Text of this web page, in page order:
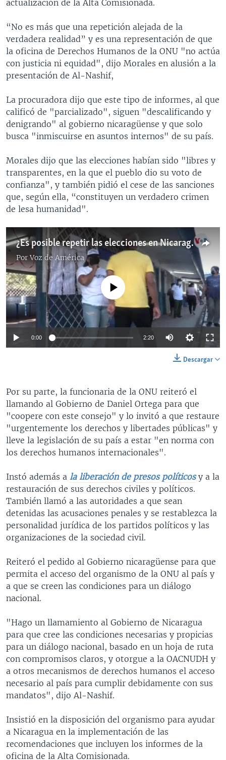
actualización de la Alta Comisionada.
“No es más que una repetición alejada de la
verdadera realidad” y es una representación de que
la oficina de Derechos Humanos de la ONU "no actúa
con justicia ni equidad", dijo Morales en alusión a la
presentación de Al-Nashif,
La procuradora dijo que este tipo de informes, al que
calificó de "parcializado", siguen "descalificando y
denigrando" al gobierno nicaragüense y que solo
busca "inmiscuirse en asuntos internos" de su país.
Morales dijo que las elecciones habían sido "libres y
transparentes, en la que el pueblo dio su voto de
confianza", y también pidió el cese de las sanciones
que, según ella, “constituyen un verdadero crimen
de lesa humanidad".
¿Es posible repetir las elecciones en Nicaragua?
PorVoz de América
No media source currently available
0:00 2:20
Descargar
Por su parte, la funcionaria de la ONU reiteró el
llamando al Gobierno de Daniel Ortega para que
"coopere con este consejo" y lo invitó a que restaure
"urgentemente los derechos y libertades públicas" y
lleve la legislación de su país a estar "en norma con
los derechos humanos internacionales".
Instó además a la liberación de presos políticosy a la
restauración de sus derechos civiles y políticos.
También llamó a las autoridades a que sean
detenidas las acusaciones penales y se restablezca la
personalidad jurídica de los partidos políticos y las
organizaciones de la sociedad civil.
Reiteró el pedido al Gobierno nicaragüense para que
permita el acceso del organismo de la ONU al país y
a que se creen las condiciones para un diálogo
nacional.
"Hago un llamamiento al Gobierno de Nicaragua
para que cree las condiciones necesarias y propicias
para un diálogo nacional, basado en un hoja de ruta
con compromisos claros, y otorgue a la OACNUDH y
a otros mecanismos de derechos humanos el acceso
necesario al país para cumplir debidamente con sus
mandatos", dijo Al-Nashif.
Insistió en la disposición del organismo para ayudar
a Nicaragua en la implementación de las
recomendaciones que incluyen los informes de la
oficina de la Alta Comisionada.